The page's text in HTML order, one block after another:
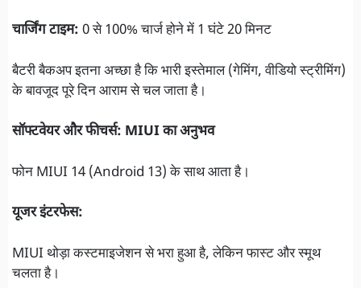
चार्जिंग टाइम: 0 से 100% चार्ज होने में 1 घंटे 20 मिनट
बैटरी बैकअप इतना अच्छा है कि भारी इस्तेमाल (गेमिंग, वीडियो स्ट्रीमिंग)
के बावजूद पूरे दिन आराम से चल जाता है।
सॉफ्टवेयर और फीचर्स: MIUI का अनुभव
फोन MIUI 14 (Android 13) के साथ आता है।
यूजर इंटरफेस:
MIUI थोड़ा कस्टमाइजेशन से भरा हुआ है, लेकिन फास्ट और स्मूथ
चलता है।